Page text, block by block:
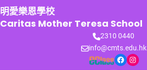
跳
至
主
明愛樂恩學校
Caritas Mother Teresa School
2310 0440
info@cmts.edu.hk
Facebook Instagram